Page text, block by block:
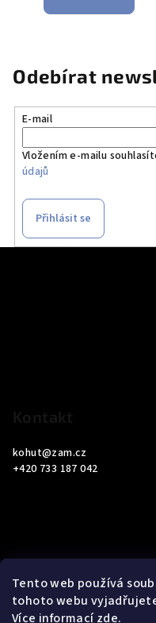
Tento web používá
tohoto webu
Více informacízde.
Odebírat
E-mail
Vložením e-mailu
údajů
Přihlásit se
kohut@zam.cz
+420 733 187 042
Informace pro vás
Obchodní podmínky